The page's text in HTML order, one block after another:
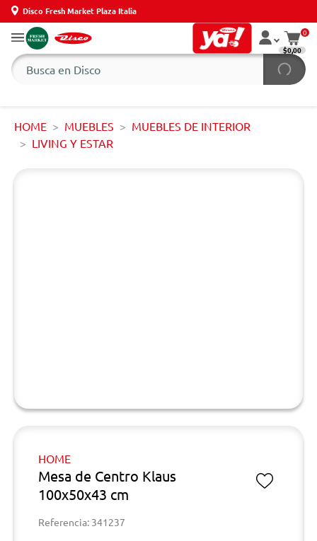
Disco Fresh Market Plaza Italia
0
$0,00
HOME MUEBLES
MUEBLES DE INTERIOR
LIVING Y ESTAR
HOME
Mesa de Centro Klaus
100x50x43 cm
Referencia: 341237